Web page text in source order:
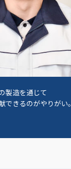
製造を通じて
できるのがやりがい。